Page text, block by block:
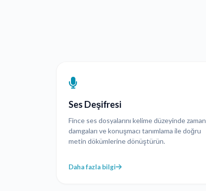
Ses Deşifresi
Fince ses dosyalarını kelime düzeyinde zaman
damgaları ve konuşmacı tanımlama ile doğru
metin dökümlerine dönüştürün.
Daha fazla bilgi